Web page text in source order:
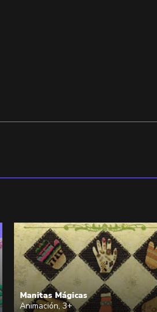
Manitas Mágicas
Animación,3+